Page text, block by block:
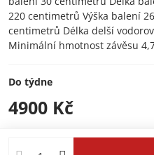
220 centimetrů Výška balení
centimetrů Délka delší
Minimální hmotnost závěsu
Do týdne
4900 Kč